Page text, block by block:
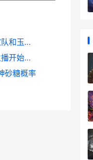
原神草神国家队配队方式 原神草神国家队和玉皇队
王者荣耀主播开外挂上热搜 王者荣耀主播开始用平板了
砂糖概率